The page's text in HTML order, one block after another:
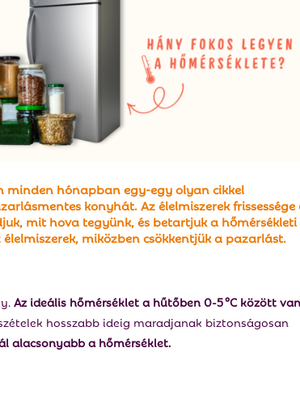
minden hónapban egy-egy olyan cikkel
konyhát. Az élelmiszerek frissessége
mit hova tegyünk, és betartjuk a hőmérsékleti
miközben csökkentjük a pazarlást.
Az ideális hőmérséklet a hűtőben0-5 °C között van
hosszabb ideig maradjanak biztonságosan
alacsonyabb a hőmérséklet.